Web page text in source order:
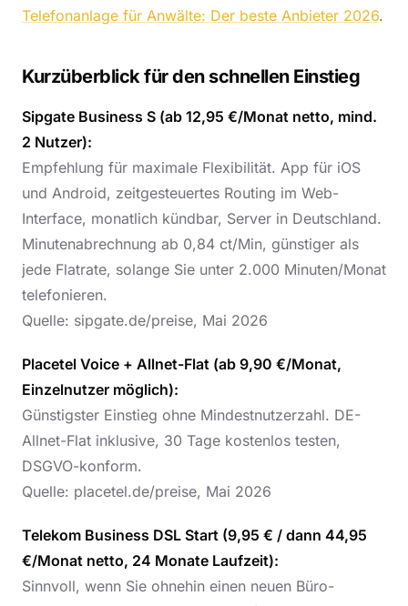
Telefonanlage für Anwälte: Der beste Anbieter 2026.
Kurzüberblick für den schnellen Einstieg
Sipgate Business S (ab 12,95 €/Monat netto, mind.
2 Nutzer):
Empfehlung für maximale Flexibilität. App für iOS
und Android, zeitgesteuertes Routing im Web-
Interface, monatlich kündbar, Server in Deutschland.
Minutenabrechnung ab 0,84 ct/Min, günstiger als
jede Flatrate, solange Sie unter 2.000 Minuten/Monat
telefonieren.
Quelle: sipgate.de/preise, Mai 2026
Placetel Voice + Allnet-Flat (ab 9,90 €/Monat,
Einzelnutzer möglich):
Günstigster Einstieg ohne Mindestnutzerzahl. DE-
Allnet-Flat inklusive, 30 Tage kostenlos testen,
DSGVO-konform.
Quelle: placetel.de/preise, Mai 2026
Telekom Business DSL Start (9,95 € / dann 44,95
€/Monat netto, 24 Monate Laufzeit):
Sinnvoll, wenn Sie ohnehin einen neuen Büro-